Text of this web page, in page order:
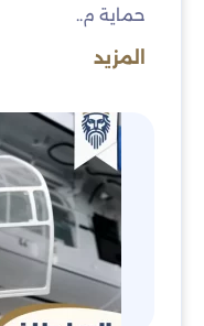
الضيت الشمالي
سدورة
النخيل / دفن
الحديبة / الهديبة
سيح البريرات
حماية م..
المزيد